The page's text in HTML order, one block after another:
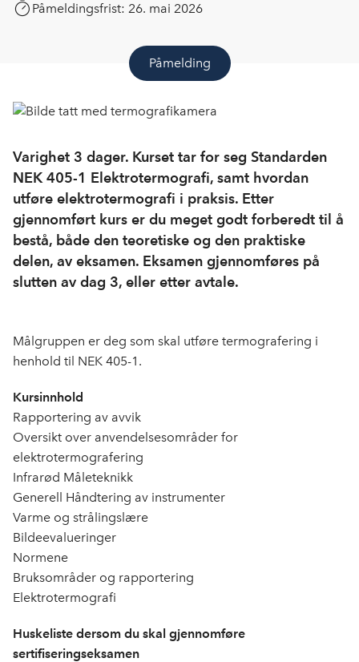
Påmeldingsfrist: 26. mai 2026
Påmelding
Varighet 3 dager. Kurset tar for seg Standarden
NEK 405-1 Elektrotermografi, samt hvordan
utføre elektrotermografi i praksis. Etter
gjennomført kurs er du meget godt forberedt til å
bestå, både den teoretiske og den praktiske
delen, av eksamen. Eksamen gjennomføres på
slutten av dag 3, eller etter avtale.
Målgruppen er deg som skal utføre termografering i
henhold til NEK 405-1.
Kursinnhold
Rapportering av avvik
Oversikt over anvendelsesområder for
elektrotermografering
Infrarød Måleteknikk
Generell Håndtering av instrumenter
Varme og strålingslære
Bildeevalueringer
Normene
Bruksområder og rapportering
Elektrotermografi
Huskeliste dersom du skal gjennomføre
sertifiseringseksamen